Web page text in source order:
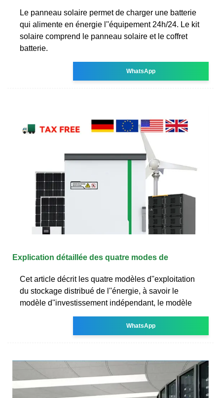
Le panneau solaire permet de charger une batterie
qui alimente en énergie l''équipement 24h/24. Le kit
solaire comprend le panneau solaire et le coffret
batterie.
WhatsApp
Explication détaillée des quatre modes de
Cet article décrit les quatre modèles d''exploitation
du stockage distribué de l''énergie, à savoir le
modèle d''investissement indépendant, le modèle
WhatsApp